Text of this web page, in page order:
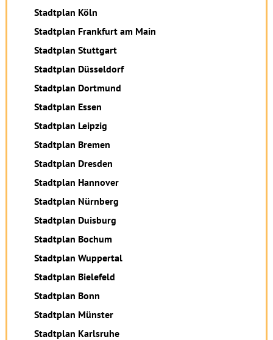
Stadtplan Köln
Stadtplan Frankfurt am Main
Stadtplan Stuttgart
Stadtplan Düsseldorf
Stadtplan Dortmund
Stadtplan Essen
Stadtplan Leipzig
Stadtplan Bremen
Stadtplan Dresden
Stadtplan Hannover
Stadtplan Nürnberg
Stadtplan Duisburg
Stadtplan Bochum
Stadtplan Wuppertal
Stadtplan Bielefeld
Stadtplan Bonn
Stadtplan Münster
Stadtplan Karlsruhe